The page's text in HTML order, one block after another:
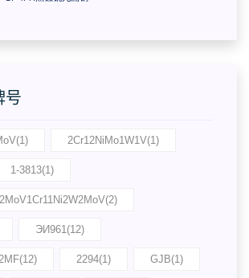
号
2Cr12NiMo1W1V(1)
1-3813(1)
ЭИ961(12)
2294(1) GJB(1)